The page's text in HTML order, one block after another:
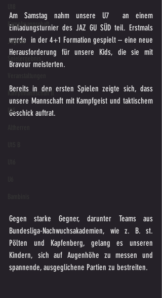
Kampfmannschaft
Jugend
Kampfmannschaft II
U15
Am Samstag nahm unsere U7  an einem
Einladungsturnier des JAZ GU SÜD teil. Erstmals
wurde  in der 4+1 Formation gespielt – eine neue
Herausforderung für unsere Kids, die sie mit
Bravour meisterten.
Bereits in den ersten Spielen zeigte sich, dass
unsere Mannschaft mit Kampfgeist und taktischem
Geschick auftrat.
Gegen starke Gegner, darunter Teams aus
Bundesliga-Nachwuchsakademien, wie z. B. st.
Pölten und Kapfenberg, gelang es unseren
Kindern, sich auf Augenhöhe zu messen und
spannende, ausgeglichene Partien zu bestreiten.